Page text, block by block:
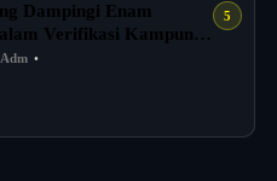
Dampingi Enam
Verifikasi Kampung
Adm •